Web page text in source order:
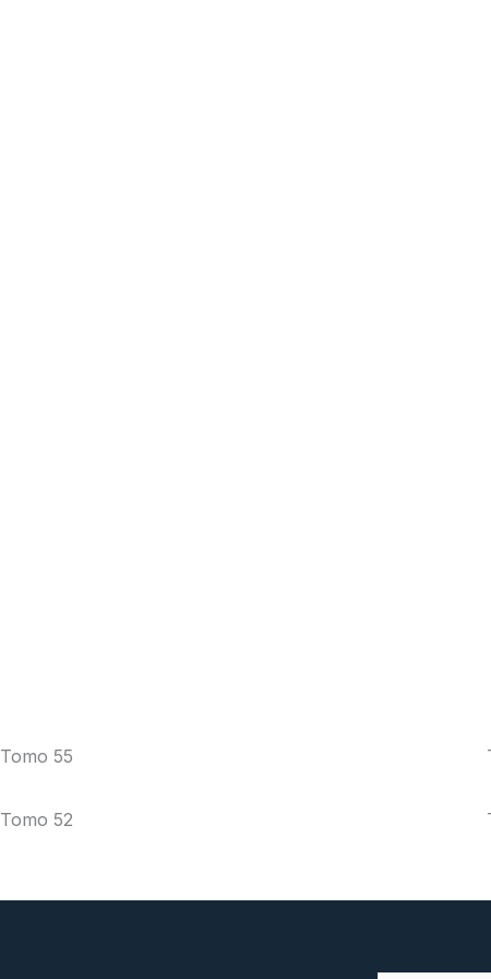
Tomo 55
Tomo 52